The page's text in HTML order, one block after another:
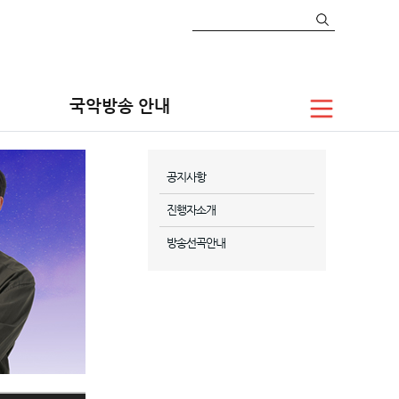
국악방송 안내
공지사항
진행자소개
방송선곡안내